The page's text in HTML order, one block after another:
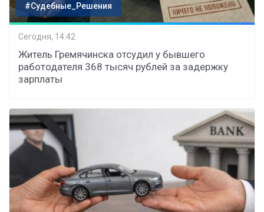
#Судебные_Решения
Сегодня, 14:42
Житель Гремячинска отсудил у бывшего
работодателя 368 тысяч рублей за задержку
зарплаты